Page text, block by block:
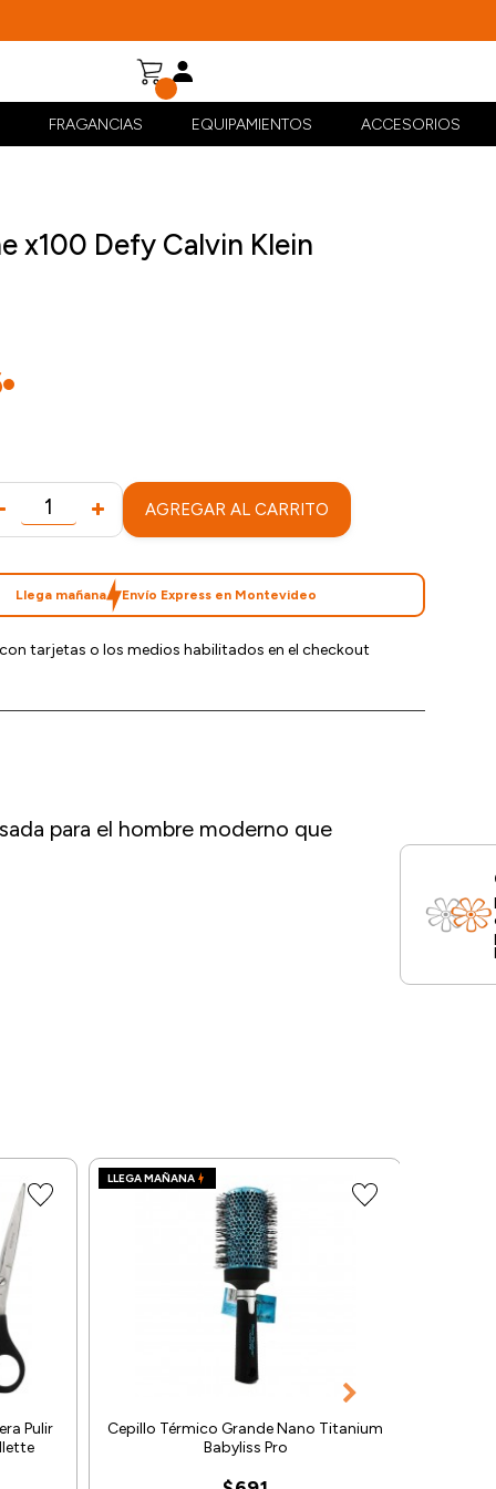
FRAGANCIAS EQUIPAMIENTOS ACCESORIOS
x100 Defy Calvin Klein
AGREGAR AL CARRITO
Llega mañana Envío Express en Montevideo
tarjetas o los medios habilitados en el checkout
para el hombre moderno que
Pulir
LLEGA MAÑANA
Cepillo Térmico Grande Nano Titanium
Babyliss Pro